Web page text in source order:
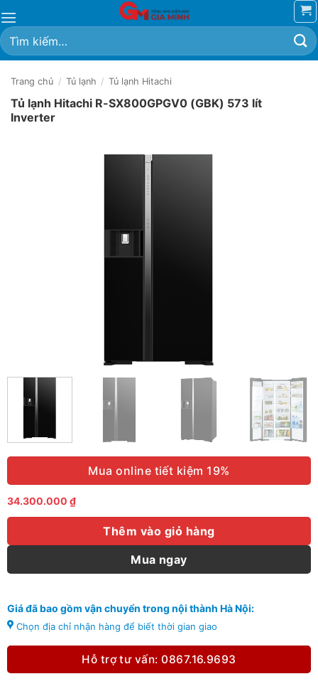
qua
nội
dung
Tìm
kiếm:
Trang chủ / Tủ lạnh / Tủ lạnh Hitachi
Tủ lạnh Hitachi R-SX800GPGV0 (GBK) 573 lít
Inverter
Mua online tiết kiệm 19%
34.300.000 ₫
Thêm vào giỏ hàng
Mua ngay
Giá đã bao gồm vận chuyển trong nội thành Hà Nội:
Chọn địa chỉ nhận hàng để biết thời gian giao
Hỗ trợ tư vấn: 0867.16.9693